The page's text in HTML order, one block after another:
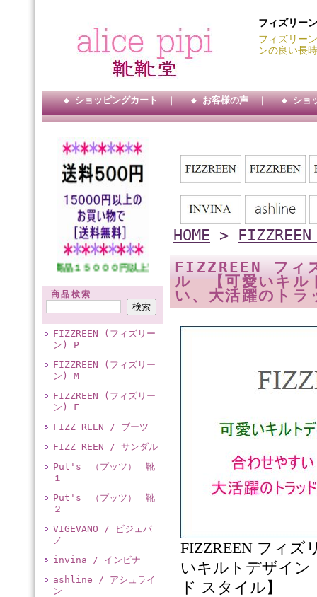
フィズリー
フィズリー
ンの良い長
◆ ショッピングカート ｜ ◆ お客様の声 ｜ ◆ ショ
商品１５０００円以上送料サービス・・ ★★ 代引手数料３００円・
商品検索
FIZZREEN (フィズリー
ン) P
FIZZREEN (フィズリー
ン) M
FIZZREEN (フィズリー
ン) F
FIZZ REEN / ブーツ
FIZZ REEN / サンダル
Put's （プッツ） 靴
１
Put's （プッツ） 靴
２
VIGEVANO / ビジェバ
ノ
invina / インビナ
ashline / アシュライ
ン
HOME >
FIZZREEN フ
ル 【可愛いキ
い、大活躍のト
FIZZREEN フィ
いキルトデザイ
ド スタイル】